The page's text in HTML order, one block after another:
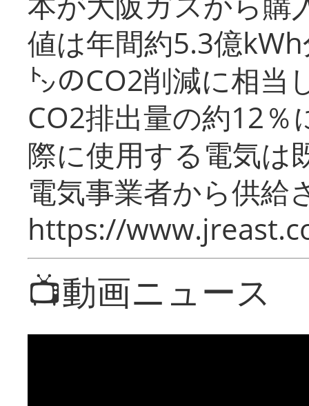
値は年間約5.3億
㌧のCO2削減に相当
CO2排出量の約12％
際に使用する電気は
電気事業者から供給
https://
📺動画ニュース